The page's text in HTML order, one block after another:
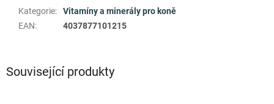
Související produkty
Kategorie:
Vitamíny a minerály pro koně
EAN: 4037877101215